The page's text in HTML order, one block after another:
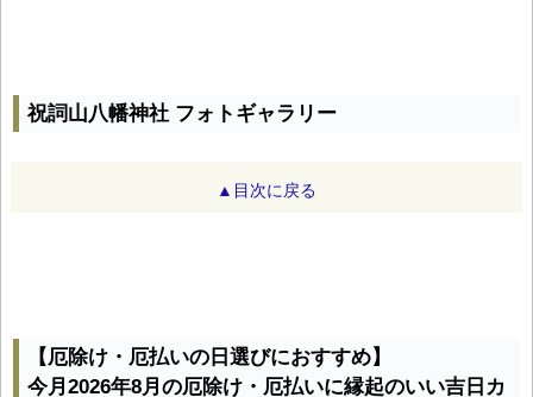
祝詞山八幡神社 フォトギャラリー
▲目次に戻る
【厄除け・厄払いの日選びにおすすめ】
今月2026年8月の厄除け・厄払いに縁起のいい吉日カ